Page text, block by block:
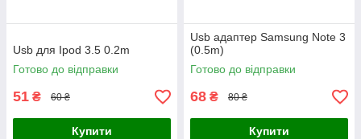
Usb для Ipod 3.5 0.2m
Готово до відправки
51 ₴ 60 ₴
Купити
Usb адаптер Samsung Note 3
(0.5m)
Готово до відправки
68 ₴ 80 ₴
Купити